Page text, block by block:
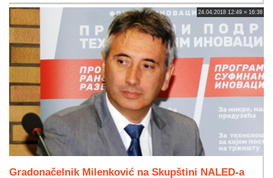
24.04.2018 12:49 » 16:38
Gradonačelnik Milenković na Skupštini NALED-a